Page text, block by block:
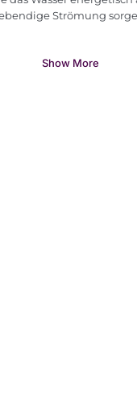
Strömung
Show More